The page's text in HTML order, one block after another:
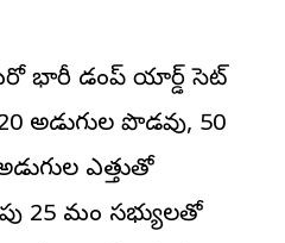
భారీ డంప్ యార్డ్ సెట్
అడుగుల పొడవు, 50
ఎత్తుతో
25 మంది సభ్యులతో